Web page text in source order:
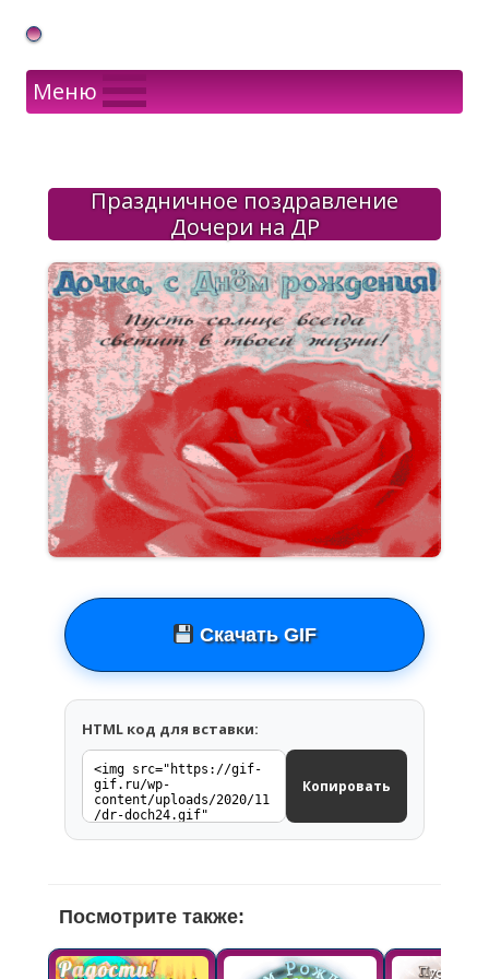
Gif Открытки в подарок
Меню
Праздничное поздравление
Дочери на ДР
Скачать GIF
HTML код для вставки:
Копировать
Посмотрите также: